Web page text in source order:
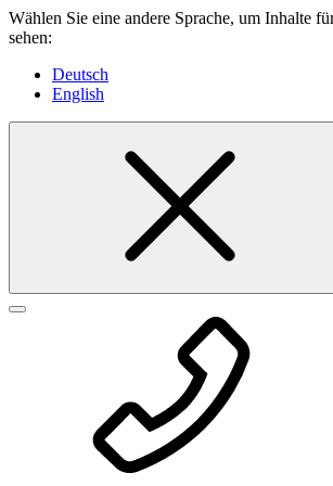
Wählen Sie eine andere Sprache, um Inhalte
sehen:
Deutsch
English